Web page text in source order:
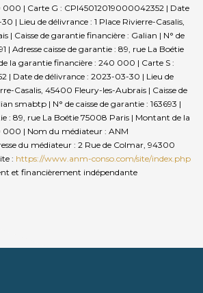
000 | Carte G : CPI45012019000042352 | Date
| Lieu de délivrance : 1 Place Rivierre-Casalis,
| Caisse de garantie financière : Galian | N° de
| Adresse caisse de garantie : 89, rue La Boétie
la garantie financière : 240 000 | Carte S :
| Date de délivrance : 2023-03-30 | Lieu de
Casalis, 45400 Fleury-les-Aubrais | Caisse de
smabtp | N° de caisse de garantie : 163693 |
: 89, rue La Boétie 75008 Paris | Montant de la
000 | Nom du médiateur : ANM
du médiateur : 2 Rue de Colmar, 94300
: https://www.anm-conso.com/site/index.php
et financièrement indépendante